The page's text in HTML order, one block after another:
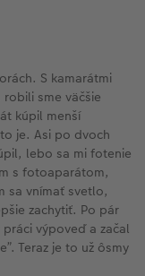
S kamarátmi
sme väčšie
kúpil menší
je. Asi po dvoch
lebo sa mi fotenie
s fotoaparátom,
sa vnímať svetlo,
zachytiť. Po pár
výpoveď a začal
Teraz je to už ôsmy